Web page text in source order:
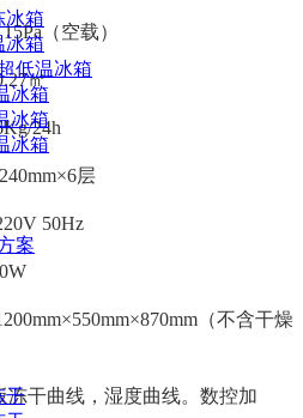
冰箱
冰箱
低温冰箱
冰箱
冰箱
冰箱
案
干
15Pa（空载）
㎡
24h
40mm×6层
50Hz
×550mm×870mm （不含干燥
冻干曲线，湿度曲线。数控加